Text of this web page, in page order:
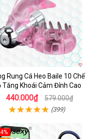
Rung Cá Heo Baile 10 Chế
Tăng Khoái Cảm Đỉnh Cao
440.000₫ 579.000₫
(399)